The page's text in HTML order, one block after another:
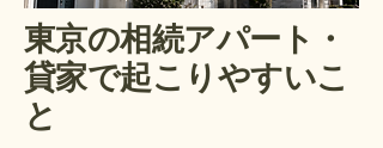
東京の相続アパート・
貸家で起こりやすいこ
と